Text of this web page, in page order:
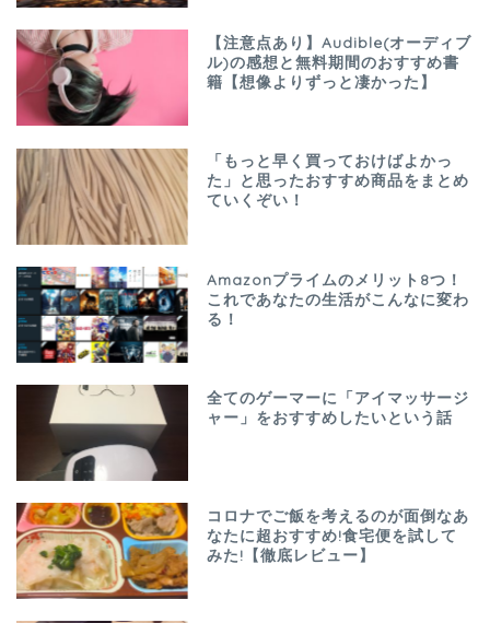
【注意点あり】Audible(オーディブ
ル)の感想と無料期間のおすすめ書
籍【想像よりずっと凄かった】
「もっと早く買っておけばよかっ
た」と思ったおすすめ商品をまとめ
ていくぞい！
Amazonプライムのメリット8つ！
これであなたの生活がこんなに変わ
る！
全てのゲーマーに「アイマッサージ
ャー」をおすすめしたいという話
コロナでご飯を考えるのが面倒なあ
なたに超おすすめ!食宅便を試して
みた!【徹底レビュー】